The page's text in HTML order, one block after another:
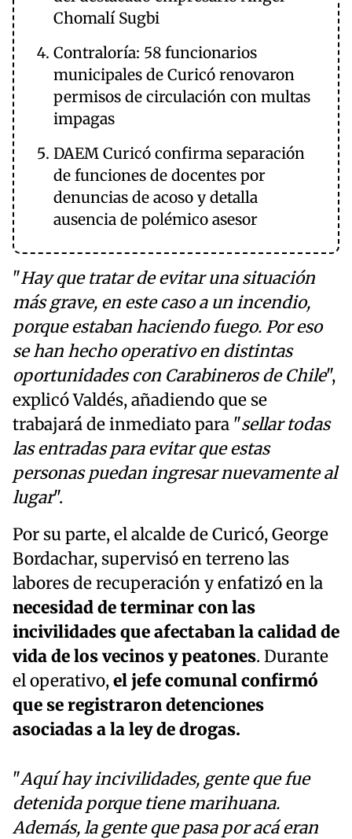
Chomalí Sugbi
Contraloría: 58 funcionarios
municipales de Curicó renovaron
permisos de circulación con multas
impagas
DAEM Curicó confirma separación
de funciones de docentes por
denuncias de acoso y detalla
ausencia de polémico asesor
"Hay que tratar de evitar una situación
más grave, en este caso a un incendio,
porque estaban haciendo fuego. Por eso
se han hecho operativo en distintas
oportunidades con Carabineros de Chile",
explicó Valdés, añadiendo que se
trabajará de inmediato para "sellar todas
las entradas para evitar que estas
personas puedan ingresar nuevamente al
lugar".
Por su parte, el alcalde de Curicó, George
Bordachar, supervisó en terreno las
labores de recuperación y enfatizó en la
necesidad de terminar con las
incivilidades que afectaban la calidad de
vida de los vecinos y peatones. Durante
el operativo,el jefe comunal confirmó
que se registraron detenciones
asociadas a la ley de drogas.
"Aquí hay incivilidades, gente que fue
detenida porque tiene marihuana.
Además, la gente que pasa por acá eran